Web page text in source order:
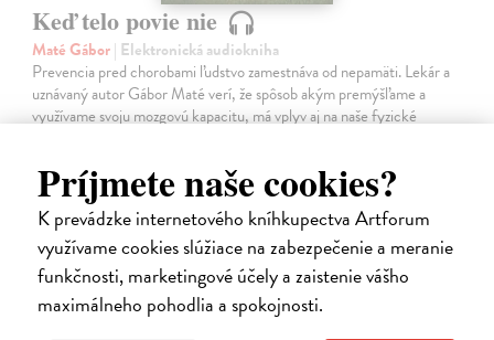
Príjmete naše cookies?
K prevádzke internetového kníhkupectva Artforum
využívame cookies slúžiace na zabezpečenie a meranie
funkčnosti, marketingové účely a zaistenie vášho
maximálneho pohodlia a spokojnosti.
Keď telo povie nie
Maté Gábor| Elektronická audiokniha
Prevencia pred chorobami ľudstvo zamestnáva od nepamäti. Lekár a
uznávaný autor Gábor Maté verí, že spôsob akým premýšľame a
využívame svoju mozgovú kapacitu, má vplyv aj na naše fyzické
Na stiahnutie ako
14,45 €